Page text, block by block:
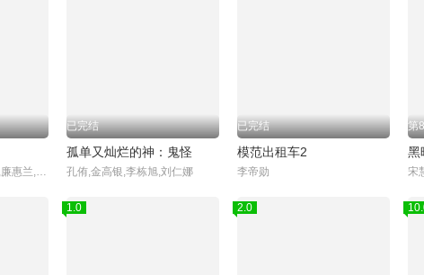
宋慧乔,李到晛,林智妍,廉惠兰,朴成焄,郑星一,金赫拉,车珠英,金建右
已完结
孤单又灿烂的神：鬼怪
孔侑,金高银,李栋旭,刘仁娜
已完结
模范出租车2
李帝勋
第
黑
1.0 2.0